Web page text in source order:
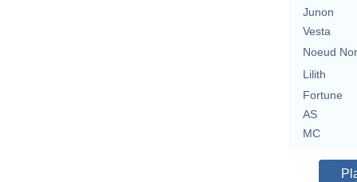
Junon
Vesta
Noeud
Lilith
Fortune
AS
MC